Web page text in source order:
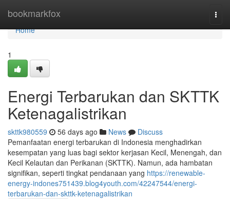
bookmarkfox
Home
Home
1
Energi Terbarukan dan SKTTK
Ketenagalistrikan
skttk980559 56 days ago News
Discuss
Pemanfaatan energi terbarukan di Indonesia menghadirkan
kesempatan yang luas bagi sektor kerjasan Kecil, Menengah, dan
Kecil Kelautan dan Perikanan (SKTTK). Namun, ada hambatan
signifikan, seperti tingkat pendanaan yang https://renewable-
energy-indones751439.blog4youth.com/42247544/energi-
terbarukan-dan-skttk-ketenagalistrikan